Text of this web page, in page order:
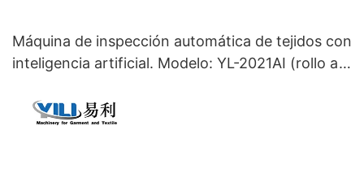
Máquina de inspección automática de tejidos con
inteligencia artificial. Modelo: YL-2021AI (rollo a